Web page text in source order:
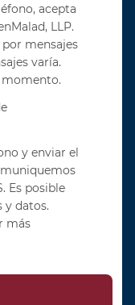
acepta
LLP.
mensajes
varía.
momento.
y enviar el
Es posible
y datos.
más